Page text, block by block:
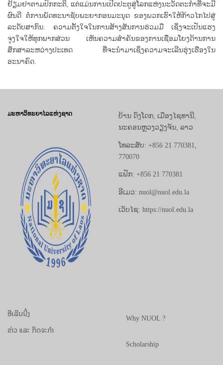
ຢ້ຽມຢາຕາມປົກກະຕິ, ແຕ່ແມ່ນການເປີດປະຕູສູ່ໂລກແຫ່ງນະວັດຕະກໍາທີ່ຈະມີ
ຜົນດີ ຕໍ່ການພັດທະນາຊັບພະຍາກອນມະນຸດ ຂອງພວກເຮົາໃຫ້ກ້າວໄກໄປສູ່
ລະດັບສາກົນ. ຄວາມຕັ້ງໃຈໃນການສ້າງສັນການຮ່ວມມື ເຊິ່ງຈະເປັນແຮງ
ຈູງໃຈໃຫ້ທຸກພາກສ່ວນ ເຫັນຄວາມສຳຄັນຂອງການເຊື່ອມໂຍງດ້ານການ
ສຶກສາລະຫວ່າງປະເທດ ທີ່ຈະນຳມາເຊິ່ງຄວາມຈະເລີນຮຸ່ງເຮືອງໃນ
ອະນາຄົດ.
ມະຫາວິທະຍາໄລແຫ່ງຊາດ
ບ້ານ ດົງໂດກ, ເມືອງໄຊທານີ,
ນະຄອນຫຼວງວຽງຈັນ, ລາວ
ໂທລະສັບ: +856 21 770381,
770070
ແຟັກ: +856 21 770381
ອີເມວ: nuol@nuol.edu.la
ເວັບໄຊ: https://nuol.edu.la
ອີເລີນນີ້ງ
ຂ່າວ ແລະ ກິດຈະກຳ
Why NUOL ?
Scholarship